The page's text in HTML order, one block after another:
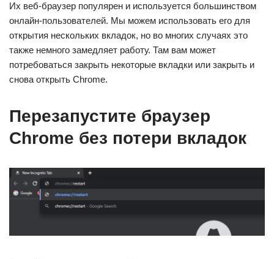
Их веб-браузер популярен и используется большинством
онлайн-пользователей. Мы можем использовать его для
открытия нескольких вкладок, но во многих случаях это
также немного замедляет работу. Там вам может
потребоваться закрыть некоторые вкладки или закрыть и
снова открыть Chrome.
Перезапустите браузер
Chrome без потери вкладок